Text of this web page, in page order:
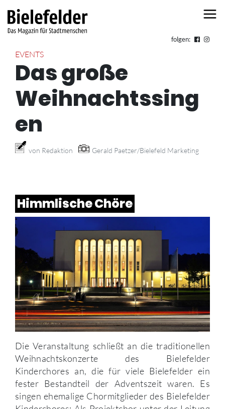
folgen:
EVENTS
Das große
Weihnachtssing
en
von Redaktion Gerald Paetzer/Bielefeld Marketing
Himmlische Chöre
Die Veranstaltung schließt an die traditionellen
Weihnachtskonzerte des Bielefelder
Kinderchores an, die für viele Bielefelder ein
fester Bestandteil der Adventszeit waren. Es
singen ehemalige Chormitglieder des Bielefelder